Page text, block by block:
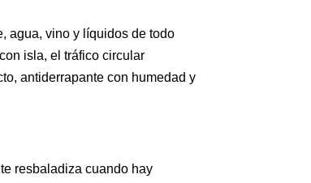
agua, vino y líquidos de todo
isla, el tráfico circular
antiderrapante con humedad y
resbaladiza cuando hay